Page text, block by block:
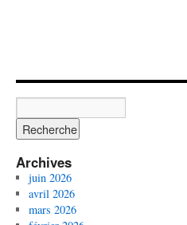
Archives
juin 2026
avril 2026
mars 2026